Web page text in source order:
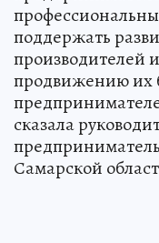
поддержать
производителей
продвижению их
сказала
Самарской